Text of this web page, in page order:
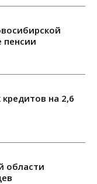
пенсии
на 2,6
области